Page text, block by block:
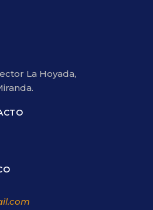
La Hoyada,